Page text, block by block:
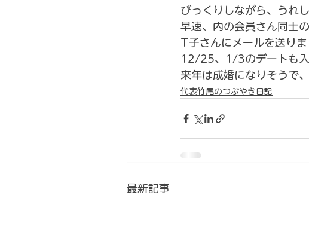
びっくりしながら、うれ
早速、内の会員さん同士
T子さんにメールを送り
12/25、1/3のデートも入
来年は成婚になりそうで
代表竹尾のつぶやき日記
最新記事